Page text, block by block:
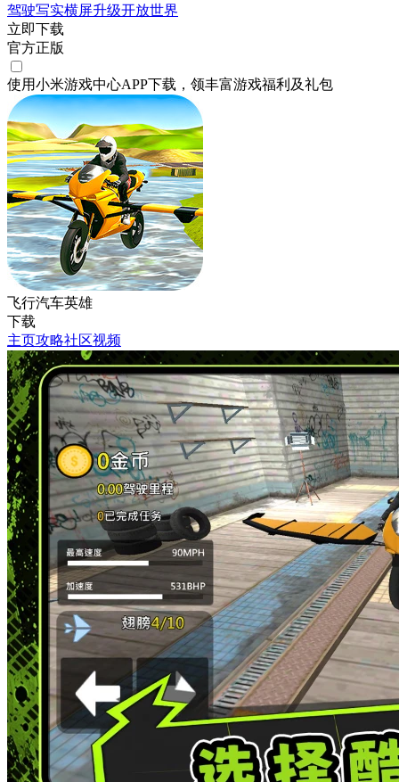
驾驶写实横屏升级开放世界
立即下载
官方正版
使用小米游戏中心APP下载 ，领丰富游戏福利 及礼包
飞行汽车英雄
下载
主页攻略社区视频